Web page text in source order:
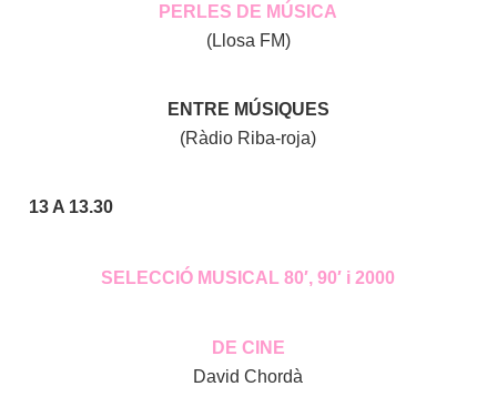
PERLES DE MÚSICA
(Llosa FM)
ENTRE MÚSIQUES
(Ràdio Riba-roja)
13 A 13.30
SELECCIÓ MUSICAL 80′, 90′ i 2000
DE CINE
David Chordà